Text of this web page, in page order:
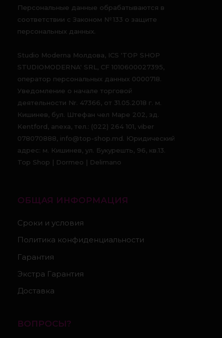
Персональные данные обрабатываются в
соответствии с Законом № 133 о защите
персональных данных.
Studio Moderna Молдова, ICS 'TOP SHOP
STUDIOMODERNA' SRL, CF 1010600027395,
оператор персональных данных 0000718.
Уведомление о начале торговой
деятельности Nr. 47366, от 31.05.2018 г. м.
Кишинев, бул. Штефан чел Маре 202, зд.
Kentford, anexa, тел.: (022) 264 101, viber
078070888, info@top-shop.md. Юридический
адрес: м. Кишинев, ул. Букурешть, 96, кв.13.
Top Shop | Dormeo | Delimano
ОБЩАЯ ИНФОРМАЦИЯ
Сроки и условия
Политика конфиденциальности
Гарантия
Экстра Гарантия
Доставка
ВОПРОСЫ?